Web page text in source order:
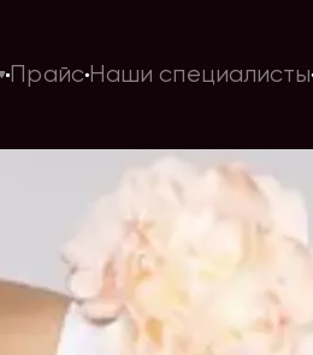
ПрайсНаши специалисты